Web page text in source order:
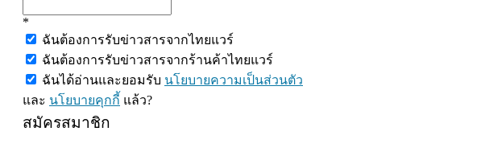
*
ฉันต้องการรับข่าวสารจากไทยแวร์
ฉันต้องการรับข่าวสารจากร้านค้าไทยแวร์
ฉันได้อ่านและยอมรับ นโยบายความเป็นส่วนตัว
และ นโยบายคุกกี้ แล้ว?
สมัครสมาชิก